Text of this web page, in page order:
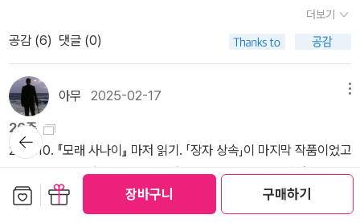
장바구니 구매하기
혹은 신학자들이 현실을 비판하고 대안을 고찰하는 서적들이 출판계
에서는 언제나 끊이지 않는다. 내로라하는 지성인들이 분석하고 나름
대로의 해결책을 제안하는 책들은 읽어볼 만한 가치가 충분히 있다.
그러나 그런 책들의 단점은 주로 난해하다는 것이다. 어지간한 인내
력이나 집중력을 가지지 않고서는, 혹은 그런 분야를 읽어온 경험이
전무한 사람이라면 책 한 권조차 끝까지 읽어내기 어렵다. 이에 반하
여 ‘시녀 이야기’와 같은 소설은 일반인들에게 친숙하게 다가가 어렵
지 않게 읽힐 수 있으며 자연스레 모든 사람의 내면에 있는 철학자와
신학자의 자아를 깨우는 역할을 해낸다. 문학이 가진 고유의 힘인 것
작품을 읽어 보았지만 수위가 많이 높은 이 작품은 여성의 성을 다뤘
다는 점에서 책을 읽는 내내 심적으로 많이 불편했습니다. 세상 그 어
반, 전지구적인 전쟁과 환경 오염, 각종 성질환으로 출생률이 급격히
감소하면서 미국은 극심한 혼란 상태에 빠지게 됩니다. 이때를 틈타
가부장제와 성경을 근본으로 한 전체주의 국가 [길리아드]가 일어나
국민들을 폭력적으로 억압하는데, 특히 여성들을 여러 계급으로 분류
하여, 교묘하게 통제하고 착취하는 내용입니다. 주인공과 통제 받는
여성들은 길리아드에서 무사히 빠져나와 가족의 품으로 돌아갈 수 있
산과 자녀 양육의 역할이다. (『성의 변증법』, 109쪽) ​​그렇다. 임신과
출산, 양육의 과정은 지극히 고단하고 괴로운 시간을 '약속'한다. 덜한
에 임신과 출산, 자녀 양육은 여성의 생존과 생활에 지대한 영향을 미
친다. 벗어나는 길은 어디에 있는가. 파이어스톤의 주장은 『페미니즘,
교차하는 관점들』에 이렇게 정리되어 있다. ​ 슐라미스 파이어스톤은
카를 마르크스가 노동자의 해방에 경제적 혁명이 필요하다고 결론지
었던 것과 아주 똑같은 방식으로 여성 해방에 생물학적 혁명이 필요
하다고 결론지었다. 프롤레타리아가 경제적 계급 체계를 타파하기 위
해서 생산수단을 장악해야 하는 것과 같이, 여성들은 성적 계급 체계
실낱 같은 불안함이 엄습하게 만드는 것도 오래 기억이 남는다. 『증언
들』도 조만간 읽어봐야겠다는 생각이 들었다. 집에는 아직 『눈먼 암
살자』도 있고 『그레이스』도 있지만... 25.3.19. 『겨울의 언어』 2부
읽기. 책에 대한 이야기여서 그런지 1부에 비해 호흡이 짧다. “책은 다
른 그 어떤 곳에서도 배울 수 없는 가장 깊은 수준의 경청을 경험할 수
있게 해준다.”(113)는 문장에 잠시 오래 머물렀다. 얼마나 오랫동안
이런 경청을 하지 못했었는지 생각하며.25.3.21. 『이만큼 가까이』 읽
기. 책을 멀리하다가 다시 돌아올 때 정세랑의 책에 손이 가는 일이 종
종 있다. 몇 년 전 앞부분만 읽고 오랫동안 덮어두었다가 처음부터 읽
더보기
공감 (6) 댓글 (0)
아무 2025-02-17
26주
25.2.10. 『모래 사나이』 마저 읽기. 「장자 상속」이 마지막 작품이었고
해설까지 마무리함. 세 편 중에는 「장자 상속」이 재미가 떨어진다고
생각되었다. 세 편 모두 대체로 ① 초현실적인 현상을 경험하고 혼란
에 빠져 주변에 도움을 청하지만 ② 주변 사람들로부터 그건 너의 의
뒤로가
기